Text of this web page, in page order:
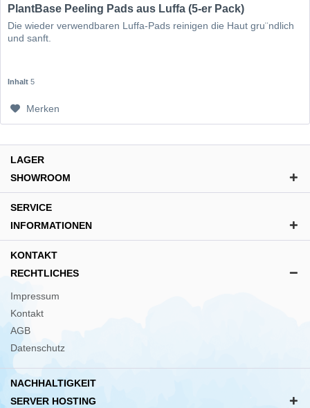
PlantBase Peeling Pads aus Luffa (5-er Pack)
Die wieder verwendbaren Luffa-Pads reinigen die Haut gru¨ndlich
und sanft.
Inhalt5
Merken
LAGER
SHOWROOM
SERVICE
INFORMATIONEN
KONTAKT
RECHTLICHES
Impressum
Kontakt
AGB
Datenschutz
NACHHALTIGKEIT
SERVER HOSTING